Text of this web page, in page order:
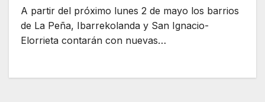
A partir del próximo lunes 2 de mayo los barrios
de La Peña, Ibarrekolanda y San Ignacio-
Elorrieta contarán con nuevas…